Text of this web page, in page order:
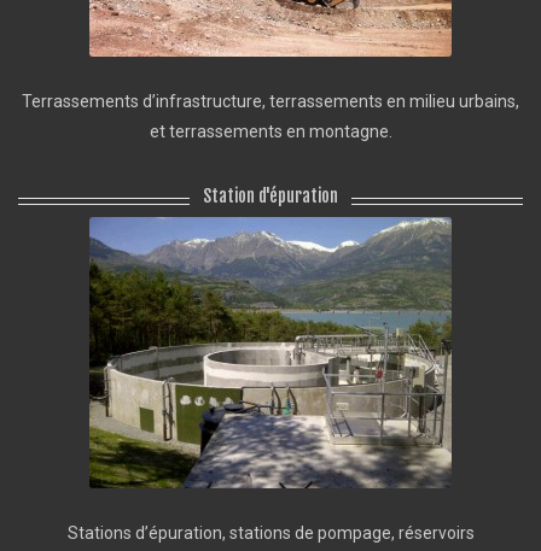
Terrassements d’infrastructure, terrassements en milieu urbains,
et terrassements en montagne.
Station d'épuration
Stations d’épuration, stations de pompage, réservoirs